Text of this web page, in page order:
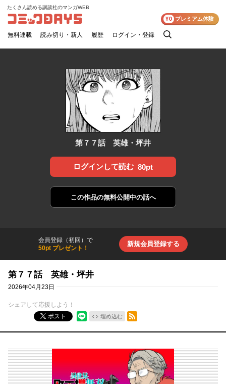
コミックDAYS
たくさん読める講談社のマンガWEB
無料連載 読み切り・新人 履歴 ログイン・登録
検
¥0 プレミアム体験
第７７話 英雄・坪井
ログインして読む 80pt
この作品の無料公開中の話へ
会員登録（初回）で
50pt プレゼント！
新規会員登録する
第７７話 英雄・坪井
2026年04月23日
シェアして応援しよう！
ポスト
埋め込む
RSSフィード